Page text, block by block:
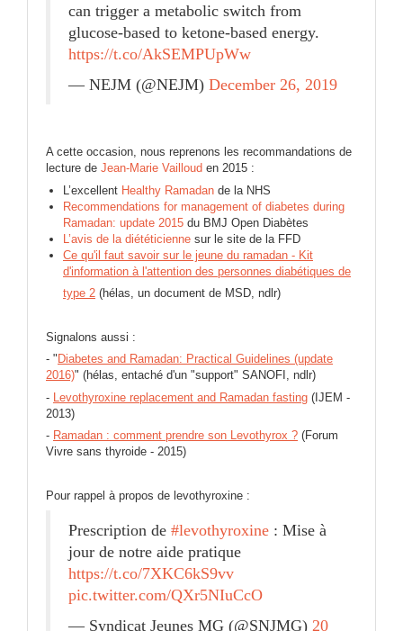
can trigger a metabolic switch from
glucose-based to ketone-based energy.
https://t.co/AkSEMPUpWw
— NEJM (@NEJM) December 26, 2019
A cette occasion, nous reprenons les recommandations de
lecture de Jean-Marie Vailloud en 2015 :
L’excellent Healthy Ramadan de la NHS
Recommendations for management of diabetes during
Ramadan: update 2015 du BMJ Open Diabètes
L’avis de la diététicienne sur le site de la FFD
Ce qu'il faut savoir sur le jeune du ramadan - Kit
d'information à l'attention des personnes diabétiques de
type 2 (hélas, un document de MSD, ndlr)
Signalons aussi :
- " Diabetes and Ramadan: Practical Guidelines (update
2016)" (hélas, entaché d'un "support" SANOFI, ndlr)
- Levothyroxine replacement and Ramadan fasting (IJEM -
2013)
- Ramadan : comment prendre son Levothyrox ? (Forum
Vivre sans thyroide - 2015)
Pour rappel à propos de levothyroxine :
Prescription de #levothyroxine : Mise à
jour de notre aide pratique
https://t.co/7XKC6kS9vv
pic.twitter.com/QXr5NIuCcO
— Syndicat Jeunes MG (@SNJMG) 20